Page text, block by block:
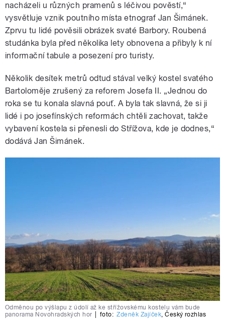
nacházeli u různých pramenů s léčivou pověstí,“
vysvětluje vznik poutního místa etnograf Jan Šimánek.
Zprvu tu lidé pověsili obrázek svaté Barbory. Roubená
studánka byla před několika lety obnovena a přibyly k ní
informační tabule a posezení pro turisty.
Několik desítek metrů odtud stával velký kostel svatého
Bartoloměje zrušený za reforem Josefa II. „Jednou do
roka se tu konala slavná pouť. A byla tak slavná, že si ji
lidé i po josefínských reformách chtěli zachovat, takže
vybavení kostela si přenesli do Střížova, kde je dodnes,“
dodává Jan Šimánek.
Odměnou po výšlapu z údolí až ke střížovskému kostelu vám bude
panorama Novohradských hor
foto: Zdeněk Zajíček,Český rozhlas